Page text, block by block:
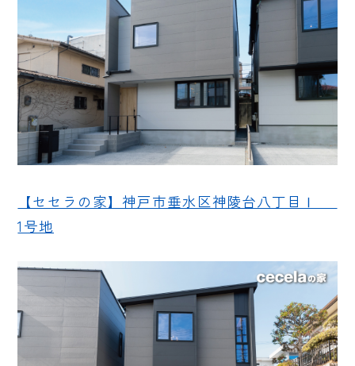
【セセラの家】神戸市垂水区神陵台八丁目Ⅰ
1号地